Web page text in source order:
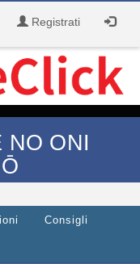
Registrati
NO ONI
Consigli